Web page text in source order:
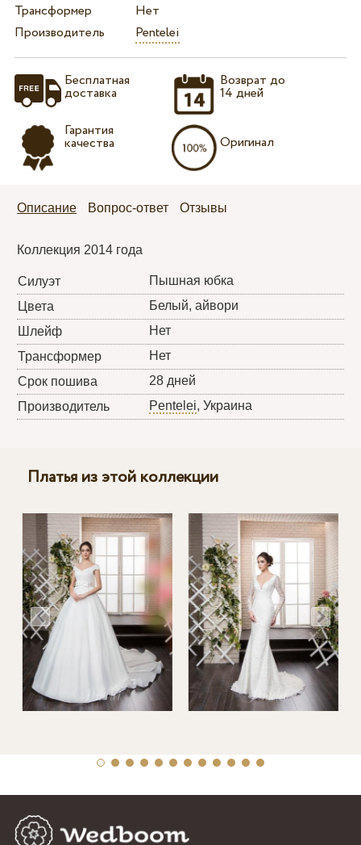
Трансформер
Нет
Производитель
Pentelei
Бесплатная
доставка
Гарантия
качества
Возврат до
14 дней
Оригинал
Описание Вопрос-ответ Отзывы
Коллекция 2014 года
Силуэт
Пышная юбка
Цвета
Белый, айвори
Шлейф
Нет
Трансформер
Нет
Срок пошива
28 дней
Производитель
Pentelei, Украина
Платья из этой коллекции